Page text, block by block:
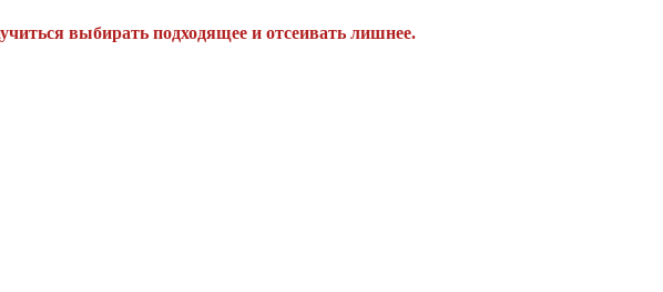
выбирать подходящее и отсеивать лишнее.